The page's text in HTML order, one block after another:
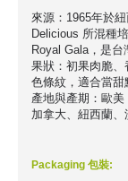
來源：1965年於
Delicious 所混種
Royal Gala，是台
果狀：初果肉脆
色條紋，適合當甜
產地與產期：歐美
加拿大、紐西蘭、
Packaging 包裝: